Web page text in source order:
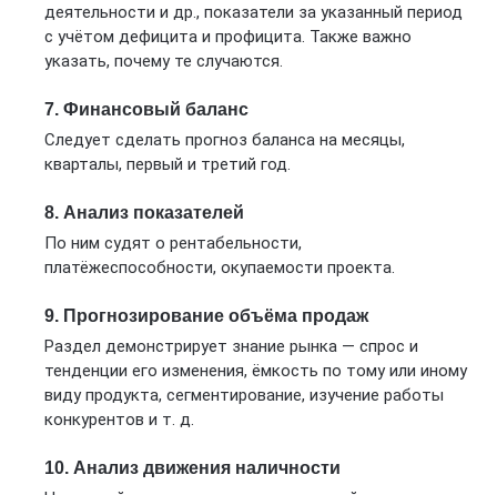
деятельности и др., показатели за указанный период
с учётом дефицита и профицита. Также важно
указать, почему те случаются.
7. Финансовый баланс
Следует сделать прогноз баланса на месяцы,
кварталы, первый и третий год.
8. Анализ показателей
По ним судят о рентабельности,
платёжеспособности, окупаемости проекта.
9. Прогнозирование объёма продаж
Раздел демонстрирует знание рынка — спрос и
тенденции его изменения, ёмкость по тому или иному
виду продукта, сегментирование, изучение работы
конкурентов и т. д.
10. Анализ движения наличности